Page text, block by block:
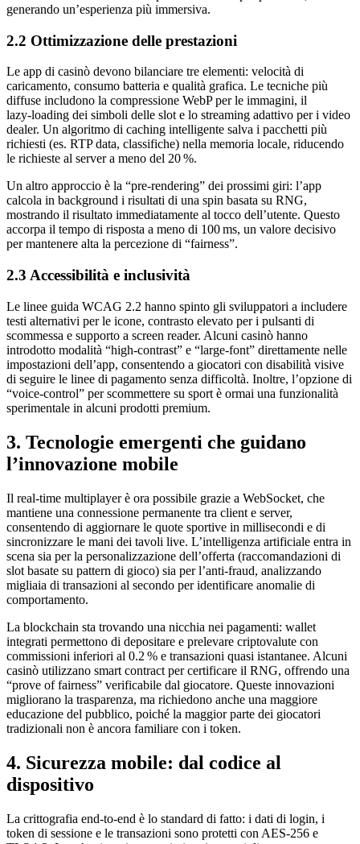
generando un’esperienza più immersiva.
2.2 Ottimizzazione delle prestazioni
Le app di casinò devono bilanciare tre elementi: velocità di
caricamento, consumo batteria e qualità grafica. Le tecniche più
diffuse includono la compressione WebP per le immagini, il
lazy‑loading dei simboli delle slot e lo streaming adattivo per i video
dealer. Un algoritmo di caching intelligente salva i pacchetti più
richiesti (es. RTP data, classifiche) nella memoria locale, riducendo
le richieste al server a meno del 20 %.
Un altro approccio è la “pre‑rendering” dei prossimi giri: l’app
calcola in background i risultati di una spin basata su RNG,
mostrando il risultato immediatamente al tocco dell’utente. Questo
accorpa il tempo di risposta a meno di 100 ms, un valore decisivo
per mantenere alta la percezione di “fairness”.
2.3 Accessibilità e inclusività
Le linee guida WCAG 2.2 hanno spinto gli sviluppatori a includere
testi alternativi per le icone, contrasto elevato per i pulsanti di
scommessa e supporto a screen reader. Alcuni casinò hanno
introdotto modalità “high‑contrast” e “large‑font” direttamente nelle
impostazioni dell’app, consentendo a giocatori con disabilità visive
di seguire le linee di pagamento senza difficoltà. Inoltre, l’opzione di
“voice‑control” per scommettere su sport è ormai una funzionalità
sperimentale in alcuni prodotti premium.
3. Tecnologie emergenti che guidano
l’innovazione mobile
Il real‑time multiplayer è ora possibile grazie a WebSocket, che
mantiene una connessione permanente tra client e server,
consentendo di aggiornare le quote sportive in millisecondi e di
sincronizzare le mani dei tavoli live. L’intelligenza artificiale entra in
scena sia per la personalizzazione dell’offerta (raccomandazioni di
slot basate su pattern di gioco) sia per l’anti‑fraud, analizzando
migliaia di transazioni al secondo per identificare anomalie di
comportamento.
La blockchain sta trovando una nicchia nei pagamenti: wallet
integrati permettono di depositare e prelevare criptovalute con
commissioni inferiori al 0.2 % e transazioni quasi istantanee. Alcuni
casinò utilizzano smart contract per certificare il RNG, offrendo una
“prove of fairness” verificabile dal giocatore. Queste innovazioni
migliorano la trasparenza, ma richiedono anche una maggiore
educazione del pubblico, poiché la maggior parte dei giocatori
tradizionali non è ancora familiare con i token.
4. Sicurezza mobile: dal codice al
dispositivo
La crittografia end‑to‑end è lo standard di fatto: i dati di login, i
token di sessione e le transazioni sono protetti con AES‑256 e